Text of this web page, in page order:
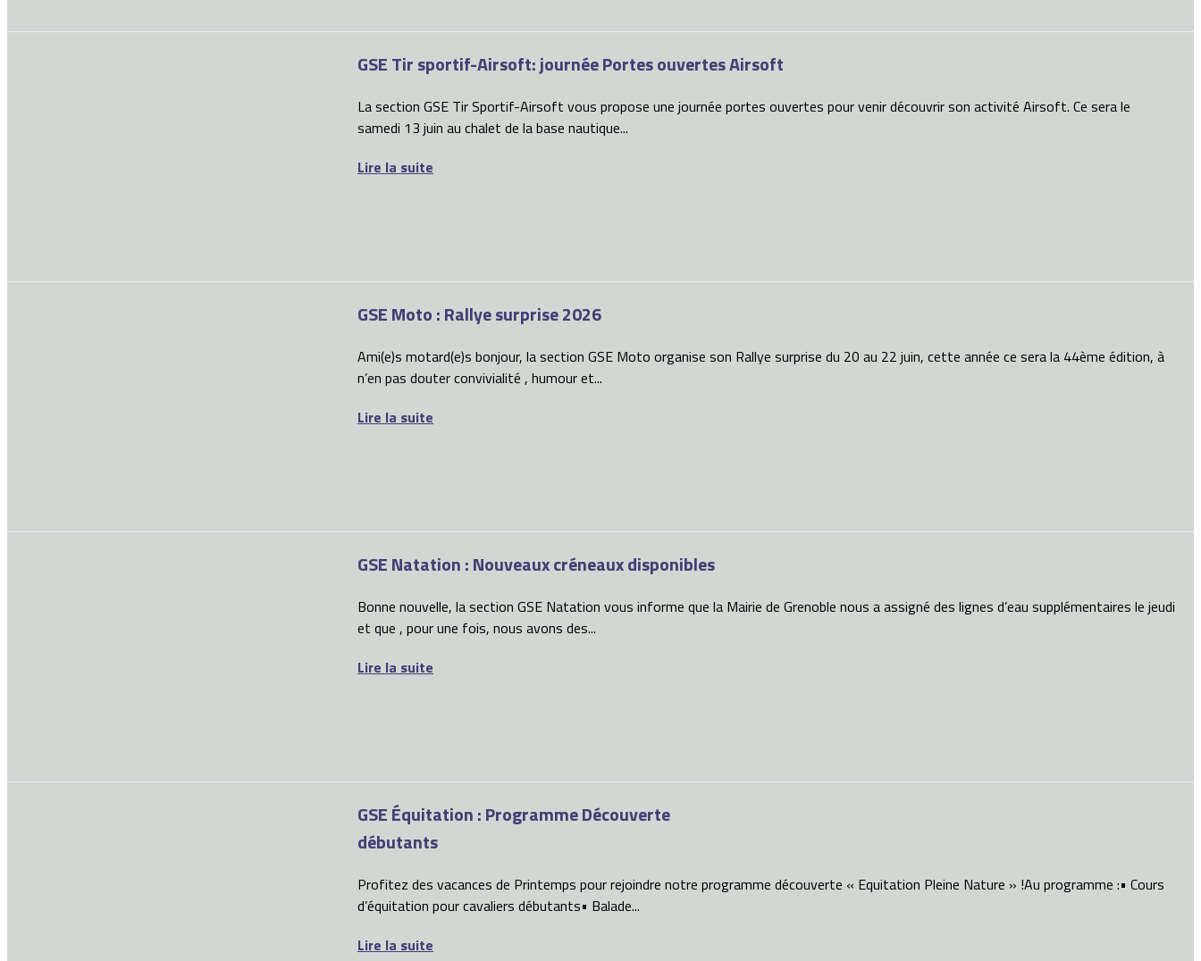
GSE Tir sportif-Airsoft: journée Portes ouvertes Airsoft
La section GSE Tir Sportif-Airsoft vous propose une journée portes ouvertes pour venir découvrir son activité Airsoft. Ce sera le
samedi 13 juin au chalet de la base nautique...
Lire la suite
GSE Moto : Rallye surprise 2026
Ami(e)s motard(e)s bonjour, la section GSE Moto organise son Rallye surprise du 20 au 22 juin, cette année ce sera la 44ème édition, à
n’en pas douter convivialité , humour et...
Lire la suite
GSE Natation : Nouveaux créneaux disponibles
Bonne nouvelle, la section GSE Natation vous informe que la Mairie de Grenoble nous a assigné des lignes d’eau supplémentaires le jeudi
et que , pour une fois, nous avons des...
Lire la suite
GSE Équitation : Programme Découverte
débutants
Profitez des vacances de Printemps pour rejoindre notre programme découverte « Equitation Pleine Nature » !Au programme :• Cours
d’équitation pour cavaliers débutants• Balade...
Lire la suite